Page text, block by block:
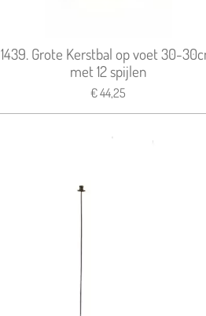
1439. Grote Kerstbal op voet 30-
met 12 spijlen
€ 44,25